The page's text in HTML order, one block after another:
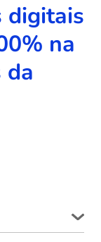
digitais
na
da